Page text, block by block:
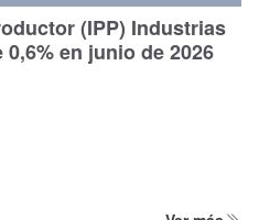
(IPP) Industrias
en junio de 2026